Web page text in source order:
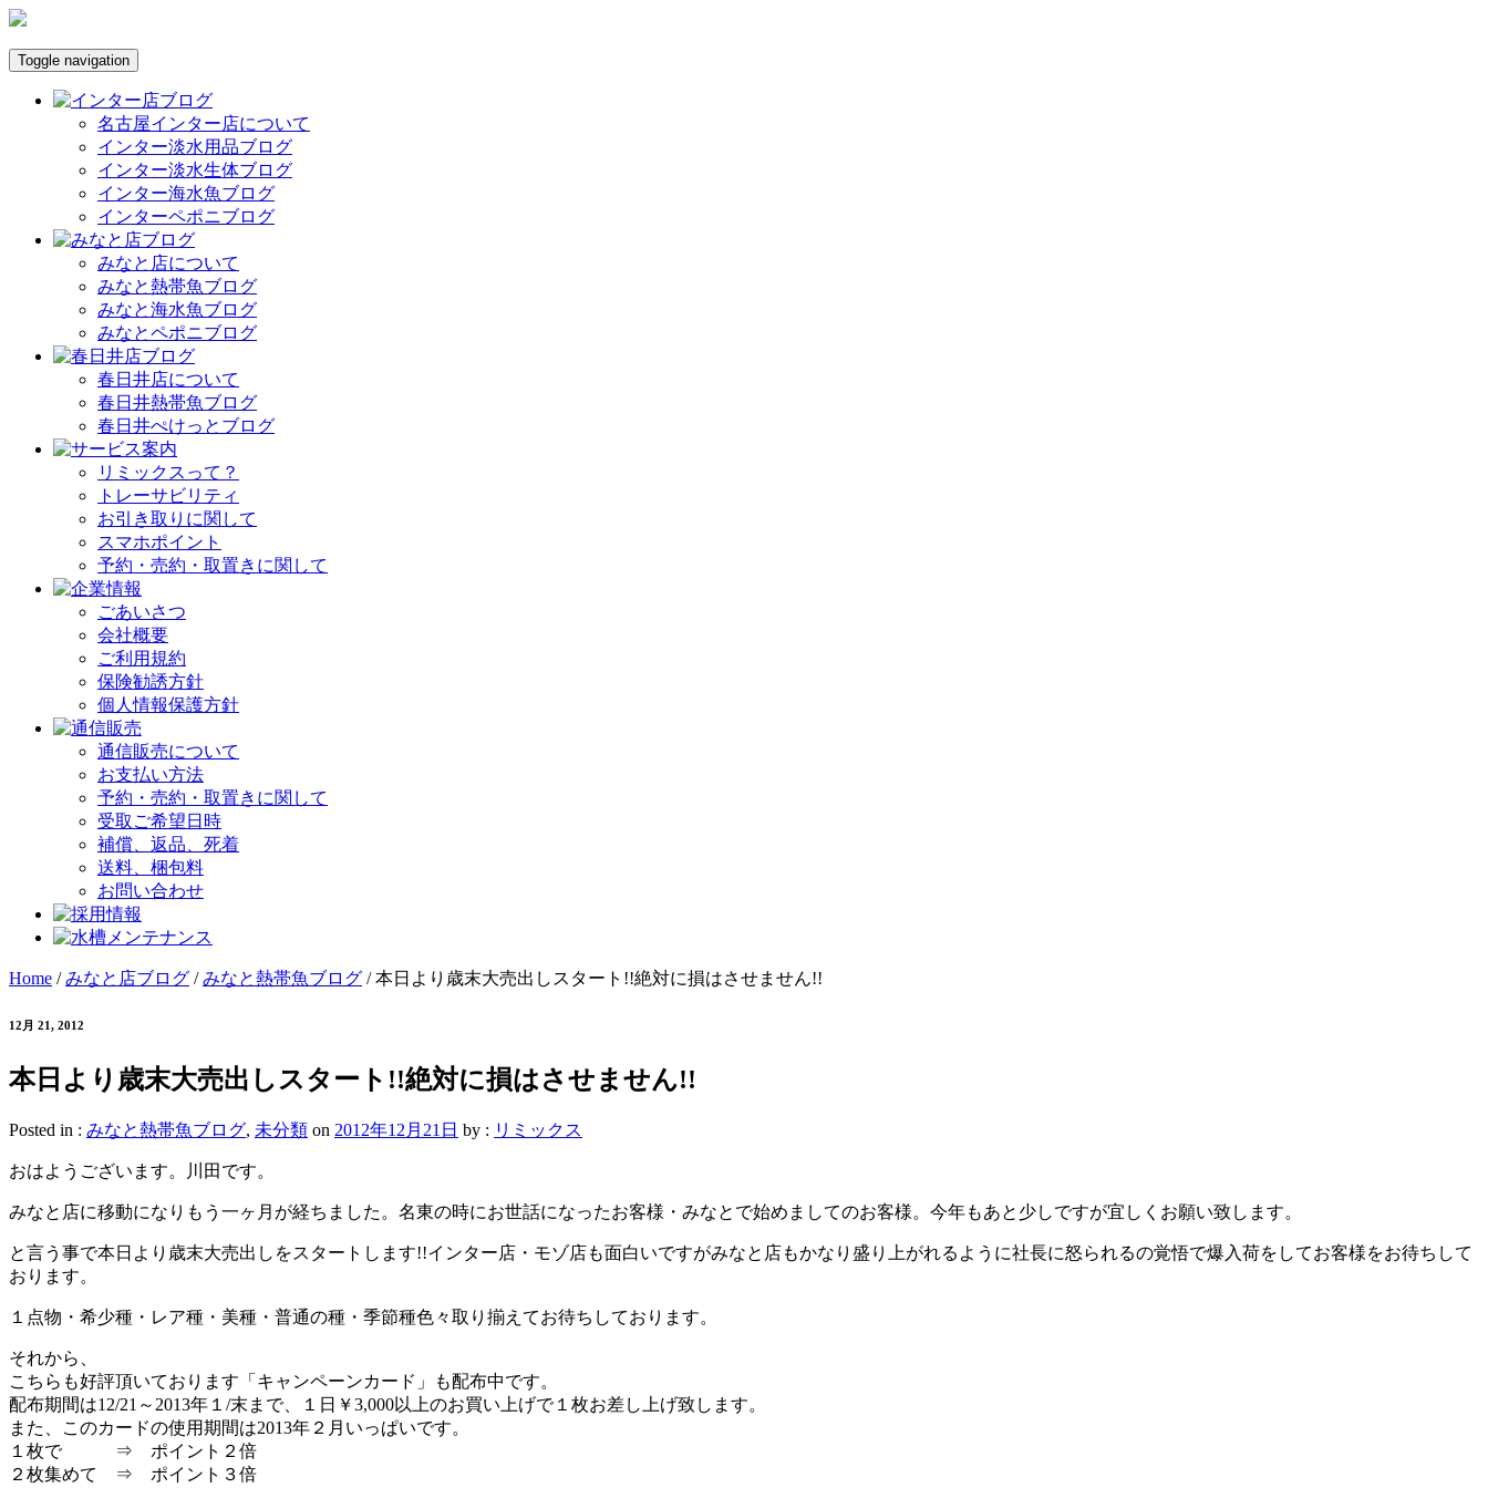
Toggle navigation
名古屋インター店について
インター淡水用品ブログ
インター淡水生体ブログ
インター海水魚ブログ
インターペポニブログ
みなと店について
みなと熱帯魚ブログ
みなと海水魚ブログ
みなとペポニブログ
春日井店について
春日井熱帯魚ブログ
春日井ぺけっとブログ
リミックスって？
トレーサビリティ
お引き取りに関して
スマホポイント
予約・売約・取置きに関して
ごあいさつ
会社概要
ご利用規約
保険勧誘方針
個人情報保護方針
通信販売について
お支払い方法
予約・売約・取置きに関して
受取ご希望日時
補償、返品、死着
送料、梱包料
お問い合わせ
Home /みなと店ブログ /みなと熱帯魚ブログ /本日より歳末大売出しスタート!!絶対に損はさせません!!
12月 21, 2012
本日より歳末大売出しスタート!!絶対に損はさせません!!
Posted in : みなと熱帯魚ブログ, 未分類 on 2012年12月21日 by : リミックス
おはようございます。川田です。
みなと店に移動になりもう一ヶ月が経ちました。名東の時にお世話になったお客様・みなとで始めましてのお客様。今年もあと少しですが宜しくお願い致します。
と言う事で本日より歳末大売出しをスタートします!!インター店・モゾ店も面白いですがみなと店もかなり盛り上がれるように社長に怒られるの覚悟で爆入荷をしてお客様をお待ちして
おります。
１点物・希少種・レア種・美種・普通の種・季節種色々取り揃えてお待ちしております。
それから、
こちらも好評頂いております「キャンペーンカード」も配布中です。
配布期間は12/21～2013年１/末まで、１日￥3,000以上のお買い上げで１枚お差し上げ致します。
また、このカードの使用期間は2013年２月いっぱいです。
１枚で ⇒ ポイント２倍
２枚集めて ⇒ ポイント３倍